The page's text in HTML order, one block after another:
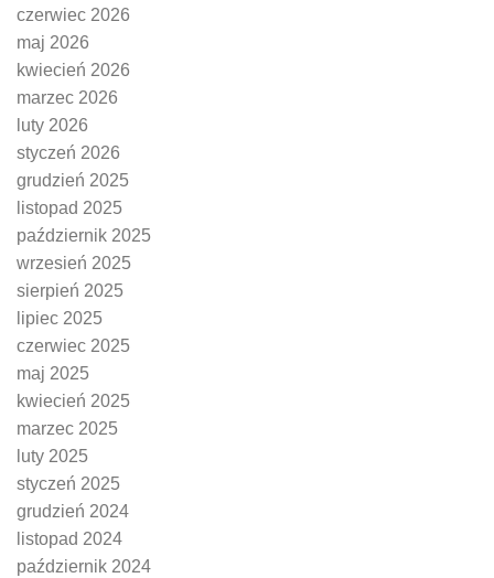
czerwiec 2026
maj 2026
kwiecień 2026
marzec 2026
luty 2026
styczeń 2026
grudzień 2025
listopad 2025
październik 2025
wrzesień 2025
sierpień 2025
lipiec 2025
czerwiec 2025
maj 2025
kwiecień 2025
marzec 2025
luty 2025
styczeń 2025
grudzień 2024
listopad 2024
październik 2024